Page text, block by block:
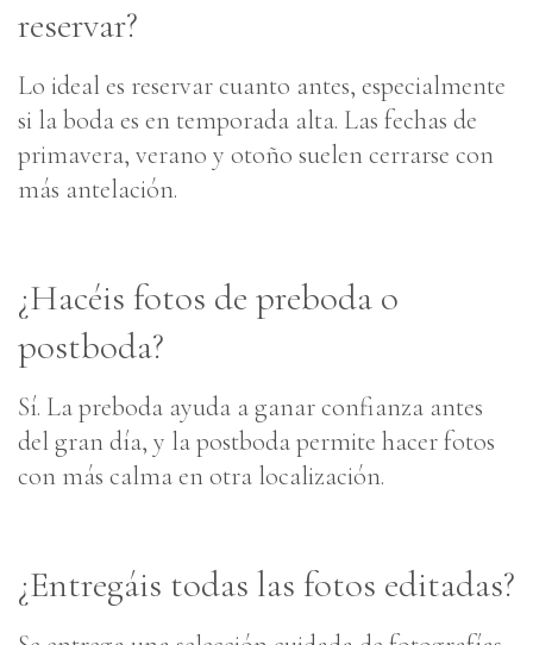
reservar?
Lo ideal es reservar cuanto antes, especialmente
si la boda es en temporada alta. Las fechas de
primavera, verano y otoño suelen cerrarse con
más antelación.
¿Hacéis fotos de preboda o
postboda?
Sí. La preboda ayuda a ganar confianza antes
del gran día, y la postboda permite hacer fotos
con más calma en otra localización.
¿Entregáis todas las fotos editadas?